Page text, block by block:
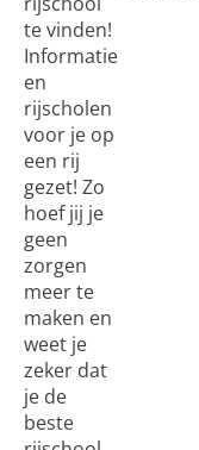
te vinden!
Informatie
en
rijscholen
voor je op
een rij
gezet! Zo
hoef jij je
geen
zorgen
meer te
maken en
weet je
zeker dat
je de
beste